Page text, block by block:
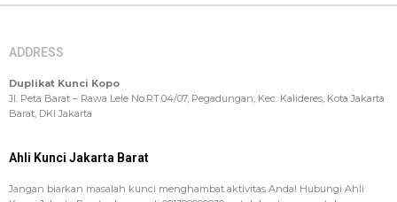
ADDRESS
Duplikat Kunci Kopo
Jl. Peta Barat – Rawa Lele No.RT.04/07, Pegadungan, Kec. Kalideres, Kota Jakarta
Barat, DKI Jakarta
Ahli Kunci Jakarta Barat
Jangan biarkan masalah kunci menghambat aktivitas Anda! Hubungi Ahli